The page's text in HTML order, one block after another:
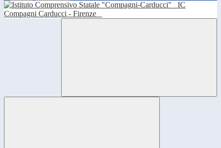
IC
Compagni Carducci - Firenze